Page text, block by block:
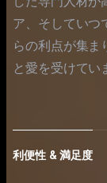
ア、そしていつ
らの利点が集
と愛を受けてい
利便性 & 満足度